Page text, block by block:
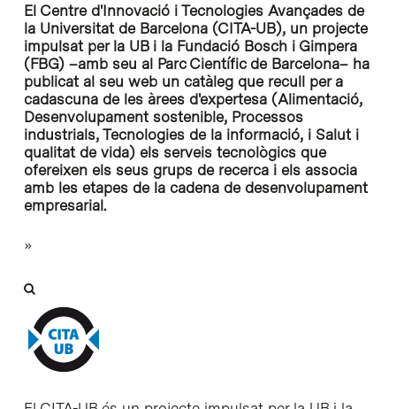
El Centre d'Innovació i Tecnologies Avançades de
la Universitat de Barcelona (CITA-UB), un projecte
impulsat per la UB i la Fundació Bosch i Gimpera
(FBG) –amb seu al Parc Científic de Barcelona– ha
publicat al seu web un catàleg que recull per a
cadascuna de les àrees d'expertesa (Alimentació,
Desenvolupament sostenible, Processos
industrials, Tecnologies de la informació, i Salut i
qualitat de vida) els serveis tecnològics que
ofereixen els seus grups de recerca i els associa
amb les etapes de la cadena de desenvolupament
empresarial.
»